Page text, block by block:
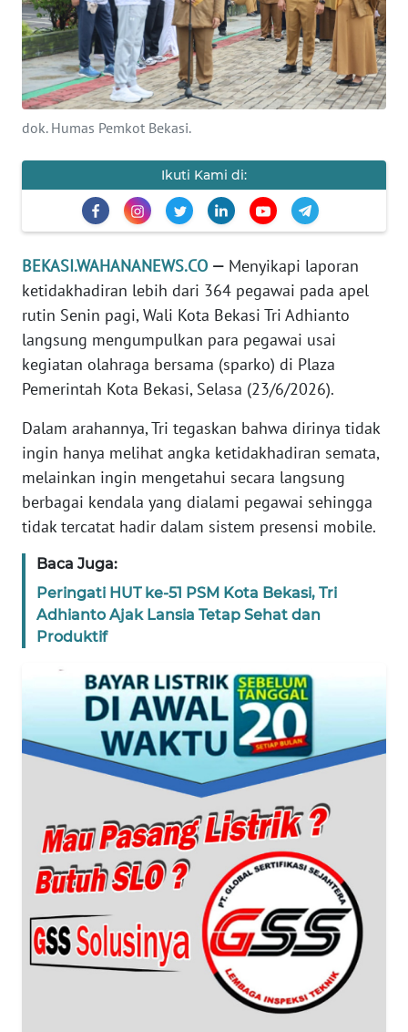
dok. Humas Pemkot Bekasi.
Ikuti Kami di:
BEKASI.WAHANANEWS.CO — Menyikapi laporan
ketidakhadiran lebih dari 364 pegawai pada apel
rutin Senin pagi, Wali Kota Bekasi Tri Adhianto
langsung mengumpulkan para pegawai usai
kegiatan olahraga bersama (sparko) di Plaza
Pemerintah Kota Bekasi, Selasa (23/6/2026).
Dalam arahannya, Tri tegaskan bahwa dirinya tidak
ingin hanya melihat angka ketidakhadiran semata,
melainkan ingin mengetahui secara langsung
berbagai kendala yang dialami pegawai sehingga
tidak tercatat hadir dalam sistem presensi mobile.
Baca Juga:
Peringati HUT ke-51 PSM Kota Bekasi, Tri
Adhianto Ajak Lansia Tetap Sehat dan
Produktif
KONTAK
KAMI
INFO
IKLAN
MEDIA
SIBER
REDAKSI
KARIR
DISCLAIMER
Wahana
News
Regional
WN
JAKARTA
WN
WN
NTT
WN
KEPRI
WN